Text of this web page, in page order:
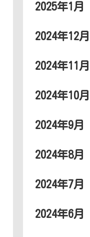
2025年1月
2024年12月
2024年11月
2024年10月
2024年9月
2024年8月
2024年7月
2024年6月